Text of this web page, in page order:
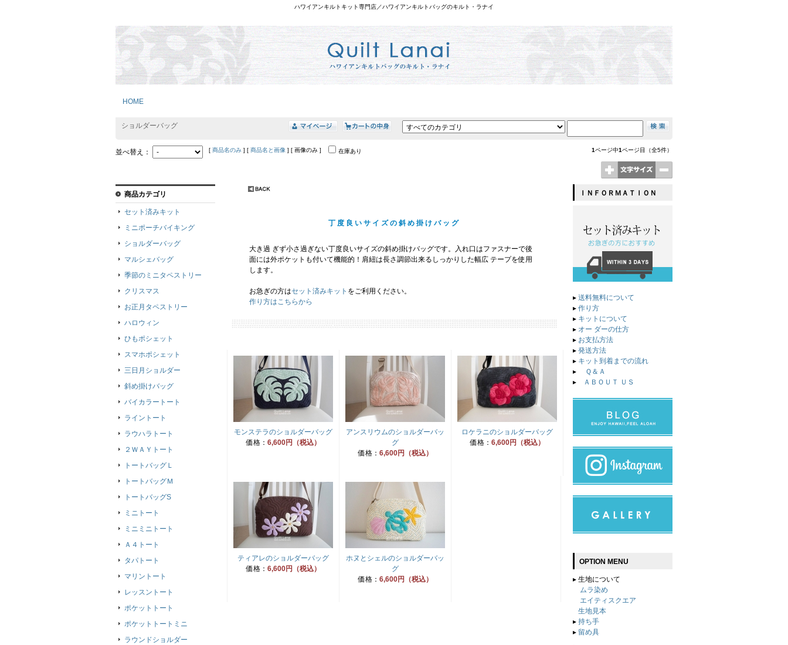
ハワイアンキルトキット専門店／ハワイアンキルトバッグのキルト・ラナイ
HOME
ショルダーバッグ
並べ替え： [ 商品名のみ ] [ 商品名と画像 ] [ 画像のみ ] 在庫あり 1ページ中1ページ目（全5件）
丁度良いサイズの斜め掛けバッグ
大き過 ぎず小さ過ぎない丁度良いサイズの斜め掛けバッグです。入れ口はファスナーで後
面には外ポケットも付いて機能的！肩紐は長さ調節出来るしっかりした幅広 テープを使用
します。
お急ぎの方はセット済みキット をご利用ください。
作り方はこちらから
モンステラのショルダーバッグ
価格： 6,600円（税込）
アンスリウムのショルダーバッ
グ
価格： 6,600円（税込）
ロケラニのショルダーバッグ
価格： 6,600円（税込）
ティアレのショルダーバッグ
価格： 6,600円（税込）
ホヌとシェルのショルダーバッ
グ
価格： 6,600円（税込）
商品カテゴリ
セット済みキット
ミニポーチバイキング
ショルダーバッグ
マルシェバッグ
季節のミニタペストリー
クリスマス
お正月タペストリー
ハロウィン
ひもポシェット
スマホポシェット
三日月ショルダー
斜め掛けバッグ
バイカラートート
ライントート
ラウハラトート
２ＷＡＹトート
トートバッグＬ
トートバッグＭ
トートバッグS
ミニトート
ミニミニトート
Ａ４トート
タパトート
マリントート
レッスントート
ポケットトート
ポケットトートミニ
ラウンドショルダー
ＩＮＦＯＲＭＡＴＩＯＮ
▸ 送料無料について
▸ 作り方
▸ キットについて
▸ オー ダーの仕方
▸ お支払方法
▸ 発送方法
▸ キット到着までの流れ
▸
Ｑ＆Ａ
▸
ＡＢＯＵＴ ＵＳ
OPTION MENU
▸ 生地について
ムラ染め
エイティスクエア
生地見本
▸ 持ち手
▸ 留め具